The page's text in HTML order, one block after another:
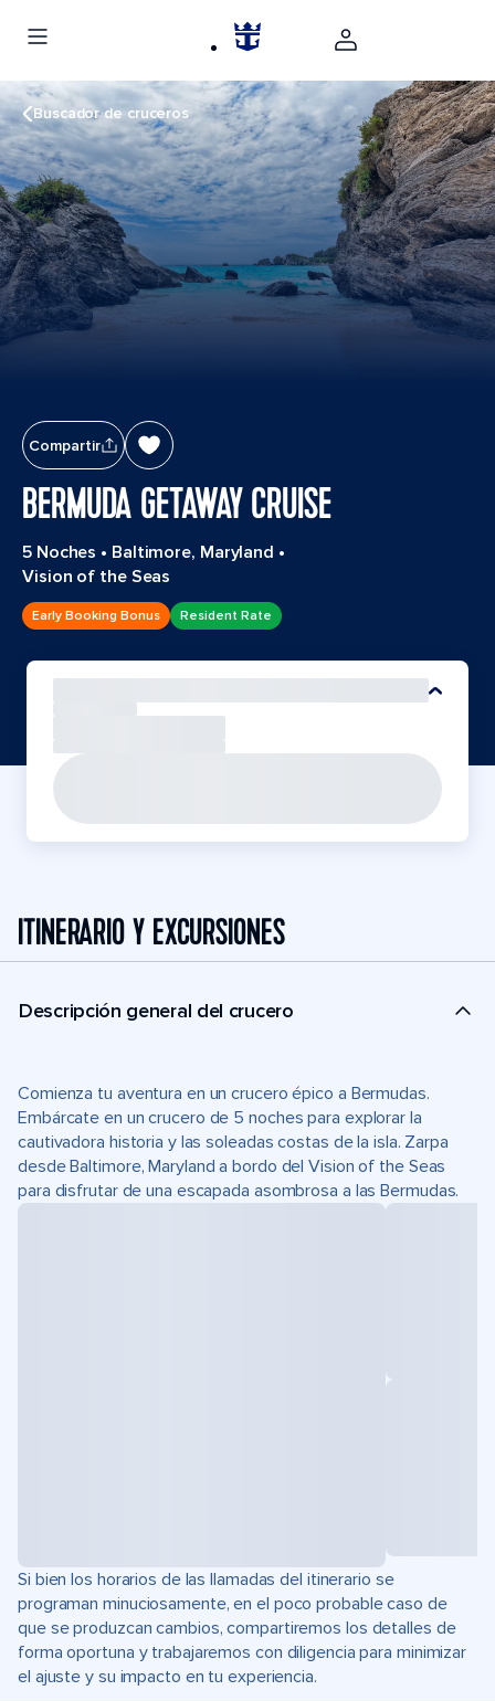
Buscador de cruceros
Compartir
BERMUDA GETAWAY CRUISE
5 Noches • Baltimore, Maryland •
Vision of the Seas
Early Booking Bonus Resident Rate
ITINERARIO Y EXCURSIONES
Descripción general del crucero
Comienza tu aventura en un crucero épico a Bermudas.
Embárcate en un crucero de 5 noches para explorar la
cautivadora historia y las soleadas costas de la isla. Zarpa
desde Baltimore, Maryland a bordo del Vision of the Seas
para disfrutar de una escapada asombrosa a las Bermudas.
Si bien los horarios de las llamadas del itinerario se
programan minuciosamente, en el poco probable caso de
que se produzcan cambios, compartiremos los detalles de
forma oportuna y trabajaremos con diligencia para minimizar
el ajuste y su impacto en tu experiencia.